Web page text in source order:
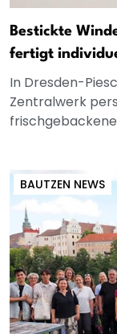
Bestickte
fertigt
In Dresden-
Zentralwerk
BAUTZEN NEWS